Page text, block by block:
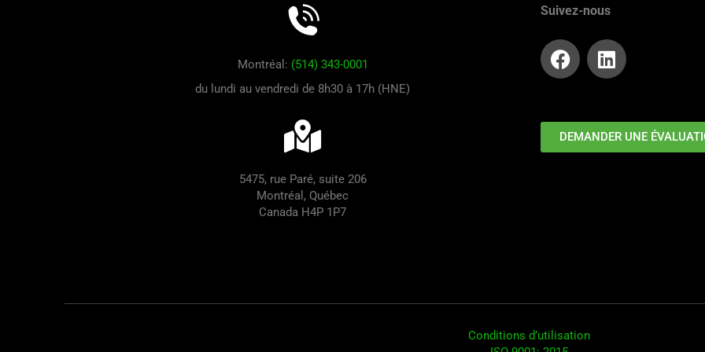
Montréal: (514) 343-0001
du lundi au vendredi de 8h30 à 17h (HNE)
5475, rue Paré, suite 206
Montréal, Québec
Canada H4P 1P7
Suivez-nous
DEMANDER UNE
Conditions d’utilisation